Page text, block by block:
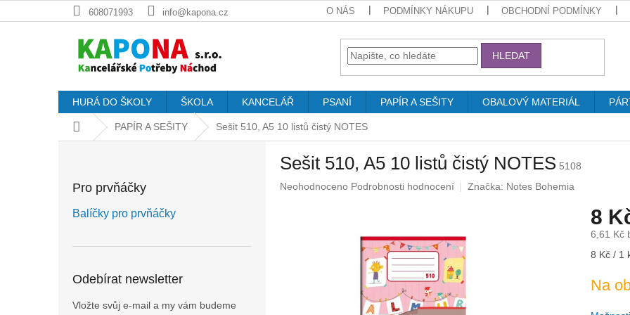
na
608071993 info@kapona.cz O NÁS PODMÍNKY NÁKUPU OBCHODNÍ PODMÍNKY
HLEDAT
HURÁ DO ŠKOLY ŠKOLA KANCELÁŘ PSANÍ PAPÍR A SEŠITY OBALOVÝ MATERIÁL
Domů PAPÍR A SEŠITY Sešit 510, A5 10 listů čistý NOTES
Pro prvňáčky
Balíčky pro prvňáčky
Odebírat newsletter
Vložte svůj e-mail a my vám budeme
Sešit 510, A5 10 listů čistý NOTES 5108
Průměrné
Neohodnoceno Podrobnosti hodnocení Značka: Notes Bohemia
8
6,61 Kč
Měrná
8 Kč / 1
Na